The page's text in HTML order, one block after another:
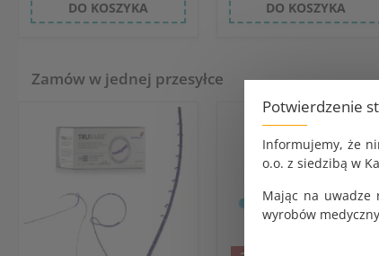
Potwierdzenie
Informujemy, że
o.o. z siedzibą w
Mając na uwadze
wyrobów
DO KOSZYKA DO KOSZYKA
Zamów w jednej przesyłce